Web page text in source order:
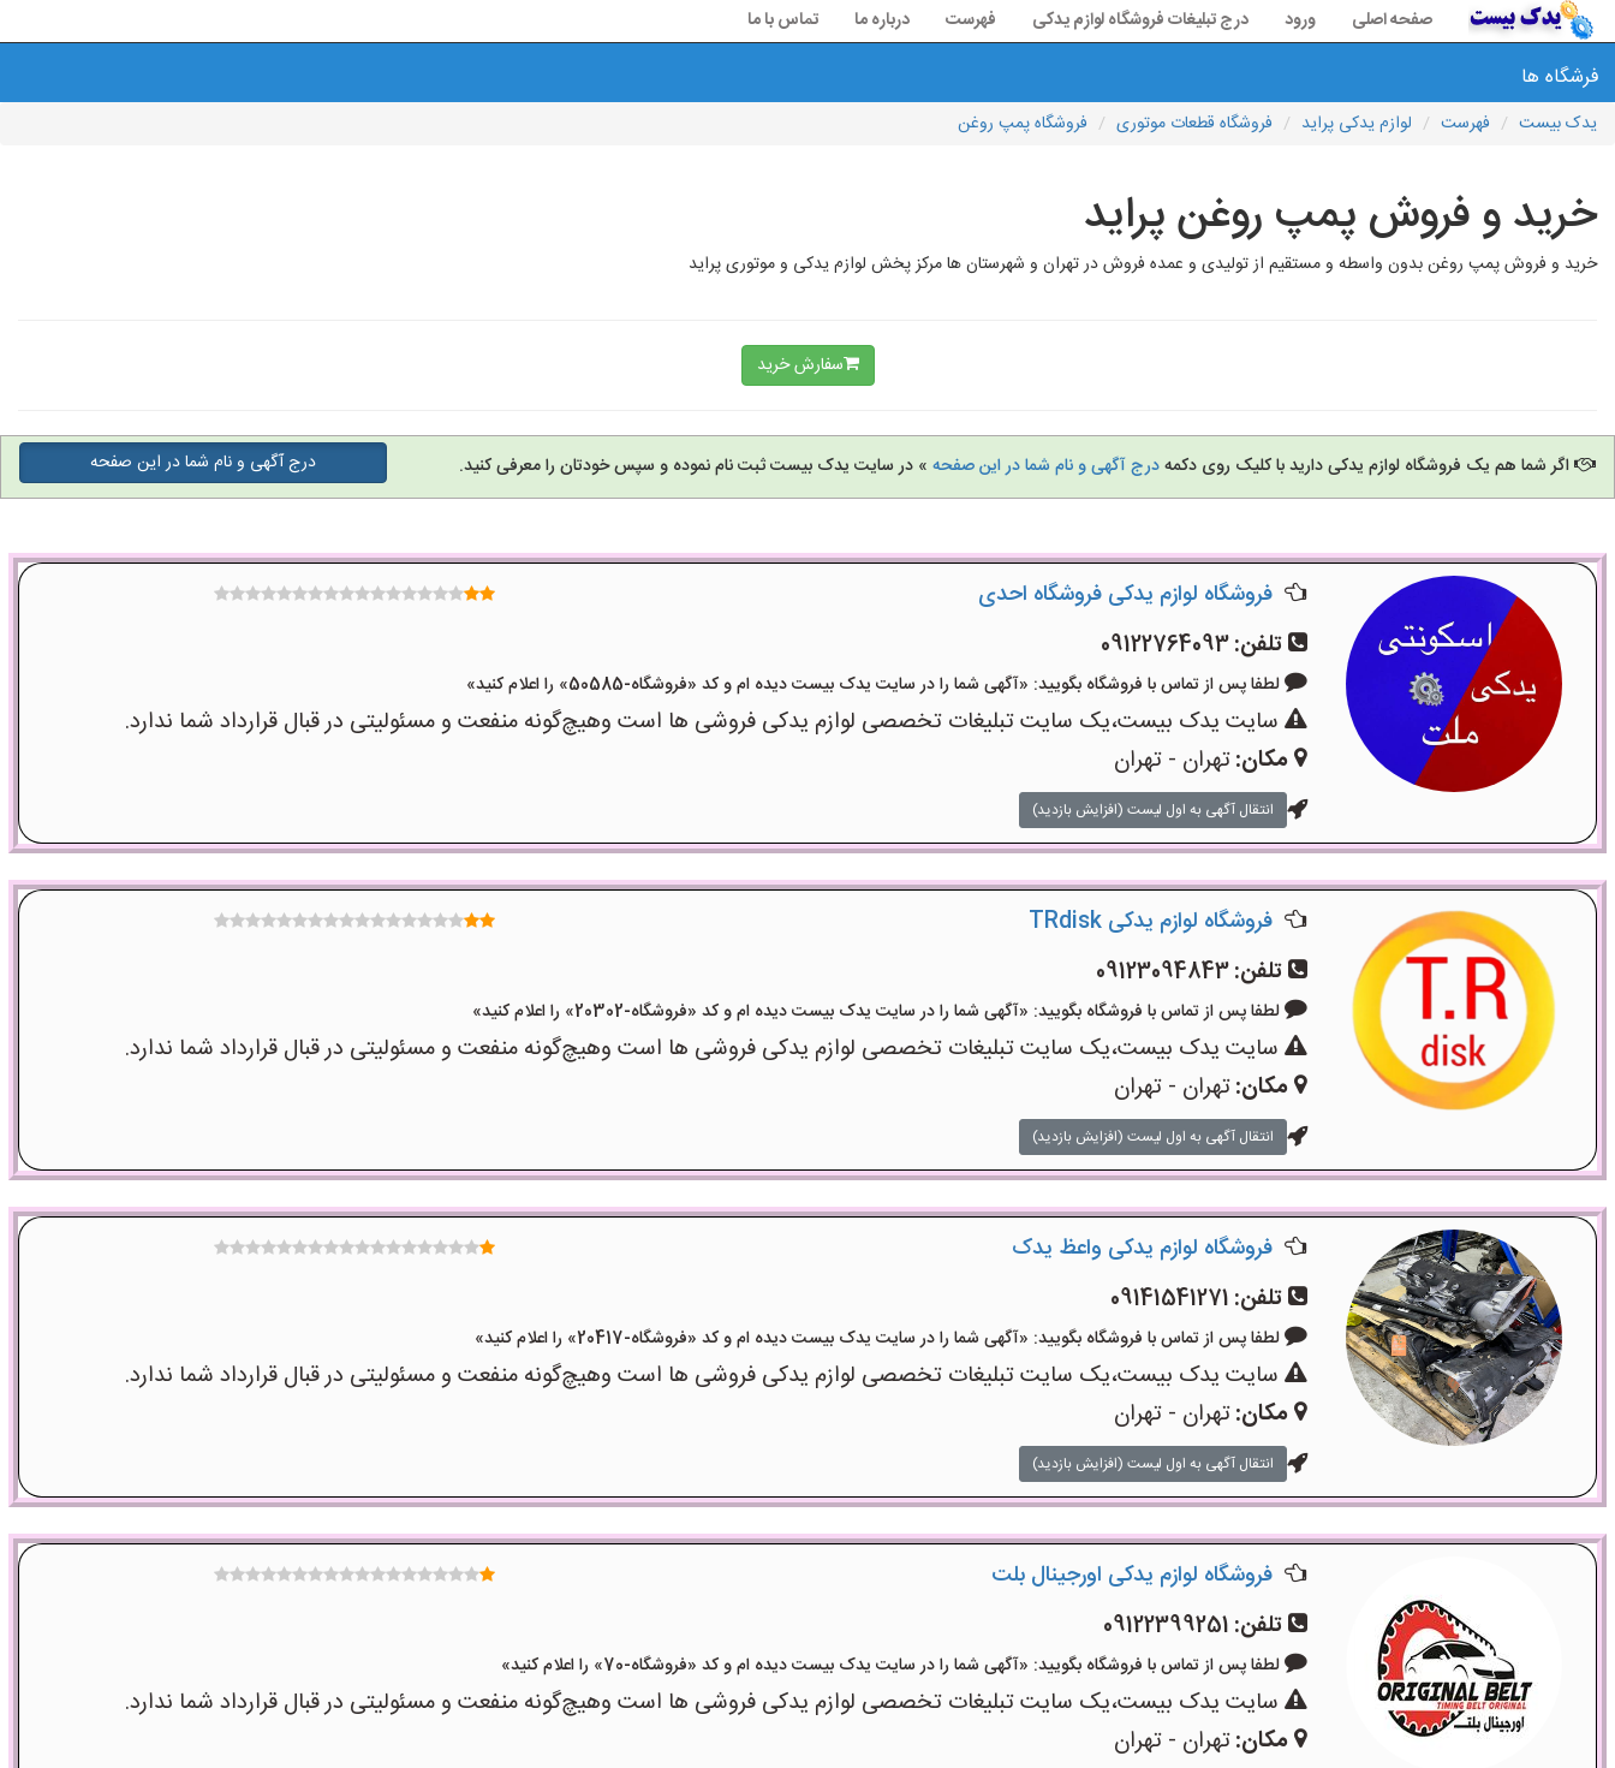
صفحه اصلی ورود درج تبلیغات فروشگاه لوازم یدکی فهرست درباره ما تماس با ما
فرشگاه ها
یدک بیست فهرست لوازم یدکی پراید فروشگاه قطعات موتوری فروشگاه پمپ روغن
خرید و فروش پمپ روغن پراید
خرید و فروش پمپ روغن بدون واسطه و مستقیم از تولیدی و عمده فروش در تهران و شهرستان ها مرکز پخش لوازم یدکی و موتوری پراید
سفارش خرید
اگر شما هم یک فروشگاه لوازم یدکی دارید با کلیک روی دکمهدرج آگهی و نام شما در این صفحه » در سایت یدک بیست ثبت نام نموده و سپس خودتان را معرفی کنید. درج آگهی و نام شما در این صفحه
فروشگاه لوازم یدکی فروشگاه احدی
تلفن:09122764093
لطفا پس از تماس با فروشگاه بگویید: «آگهی شما را در سایت یدک بیست دیده ام و کد «فروشگاه-50585» را اعلام کنید»
سایت یدک بیست،یک سایت تبلیغات تخصصی لوازم یدکی فروشی ها است وهیچ‌گونه منفعت و مسئولیتی در قبال قرارداد شما ندارد.
مکان:تهران - تهران
انتقال آگهی به اول لیست (افزایش بازدید)
فروشگاه لوازم یدکی TRdisk
تلفن:09123094843
لطفا پس از تماس با فروشگاه بگویید: «آگهی شما را در سایت یدک بیست دیده ام و کد «فروشگاه-20302» را اعلام کنید»
سایت یدک بیست،یک سایت تبلیغات تخصصی لوازم یدکی فروشی ها است وهیچ‌گونه منفعت و مسئولیتی در قبال قرارداد شما ندارد.
مکان:تهران - تهران
انتقال آگهی به اول لیست (افزایش بازدید)
فروشگاه لوازم یدکی واعظ یدک
تلفن: 09141541271
لطفا پس از تماس با فروشگاه بگویید: «آگهی شما را در سایت یدک بیست دیده ام و کد «فروشگاه-20417» را اعلام کنید»
سایت یدک بیست،یک سایت تبلیغات تخصصی لوازم یدکی فروشی ها است وهیچ‌گونه منفعت و مسئولیتی در قبال قرارداد شما ندارد.
مکان:تهران - تهران
انتقال آگهی به اول لیست (افزایش بازدید)
فروشگاه لوازم یدکی اورجینال بلت
تلفن: 09122399251
لطفا پس از تماس با فروشگاه بگویید: «آگهی شما را در سایت یدک بیست دیده ام و کد «فروشگاه-70» را اعلام کنید»
سایت یدک بیست،یک سایت تبلیغات تخصصی لوازم یدکی فروشی ها است وهیچ‌گونه منفعت و مسئولیتی در قبال قرارداد شما ندارد.
مکان:تهران - تهران